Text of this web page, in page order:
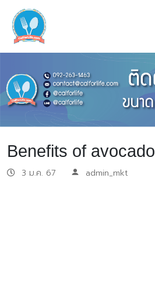
Benefits of avocado
3 ม.ค. 67 admin_mkt